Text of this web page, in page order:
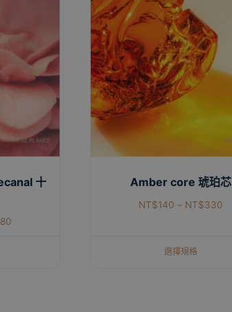
十
Amber core 琥珀芯
NT$140 – NT$330
選擇規格